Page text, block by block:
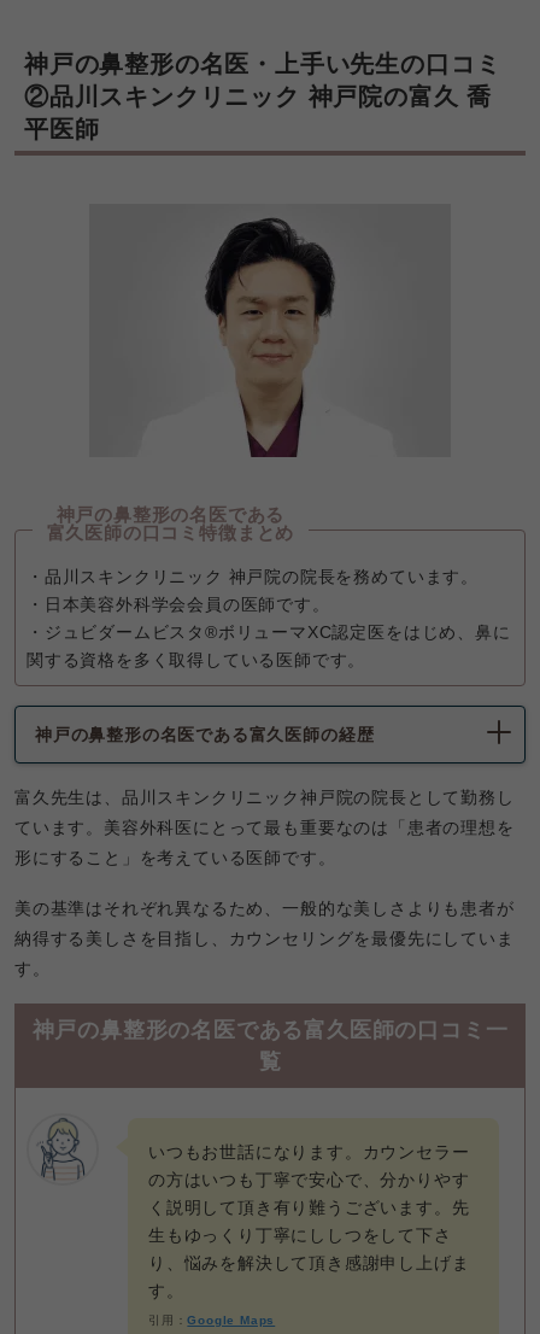
神戸の鼻整形の名医・上手い先生の口コミ
②品川スキンクリニック 神戸院の富久 喬
平医師
神戸の鼻整形の名医である
富久医師の口コミ特徴まとめ
・品川スキンクリニック 神戸院の院長を務めています。
・日本美容外科学会会員の医師です。
・ジュビダームビスタ®ボリューマXC認定医をはじめ、鼻に
関する資格を多く取得している医師です。
神戸の鼻整形の名医である富久医師の経歴
富久先生は、品川スキンクリニック神戸院の院長として勤務し
ています。美容外科医にとって最も重要なのは「患者の理想を
形にすること」を考えている医師です。
美の基準はそれぞれ異なるため、一般的な美しさよりも患者が
納得する美しさを目指し、カウンセリングを最優先にしていま
す。
神戸の鼻整形の名医である富久医師の口コミ一
覧
いつもお世話になります。カウンセラー
の方はいつも丁寧で安心で、分かりやす
く説明して頂き有り難うございます。先
生もゆっくり丁寧にししつをして下さ
り、悩みを解決して頂き感謝申し上げま
す。
引用：Google Maps